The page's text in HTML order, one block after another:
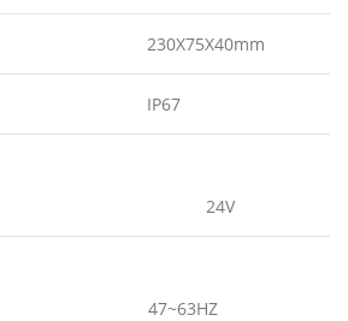
230X75X40mm
IP67
24V
47~63HZ